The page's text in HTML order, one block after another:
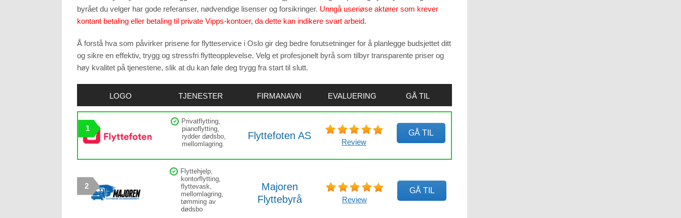
byrået du velger har gode referanser, nødvendige lisenser og forsikringer. Unngå useriøse aktører som krever
kontant betaling eller betaling til private Vipps-kontoer, da dette kan indikere svart arbeid.
Å forstå hva som påvirker prisene for flytteservice i Oslo gir deg bedre forutsetninger for å planlegge budsjettet ditt
og sikre en effektiv, trygg og stressfri flytteopplevelse. Velg et profesjonelt byrå som tilbyr transparente priser og
høy kvalitet på tjenestene, slik at du kan føle deg trygg fra start til slutt.
LOGO TJENESTER FIRMANAVN EVALUERING GÅ TIL
1
Privatflytting,
pianoflytting,
rydder dødsbo,
mellomlagring.
Flyttefoten AS
Review
GÅ TIL
2
Flyttehjelp,
kontorflytting,
flyttevask,
mellomlagring,
tømming av
dødsbo
Majoren
Flyttebyrå
Review
GÅ TIL